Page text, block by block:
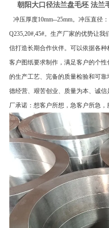
朝阳大口径法兰盘毛坯 法兰
冲压厚度10mm--25mm。冲压直径
Q235,20#,45#。生产厂家的优势让
信打造长期合作伙伴。可以依据各
客户图纸要求制作，满足客户的个
的生产工艺、完备的质量检验和可
德经营、艰苦创业、质量为本、诚
厂承诺：想客户所想，急客户所急，